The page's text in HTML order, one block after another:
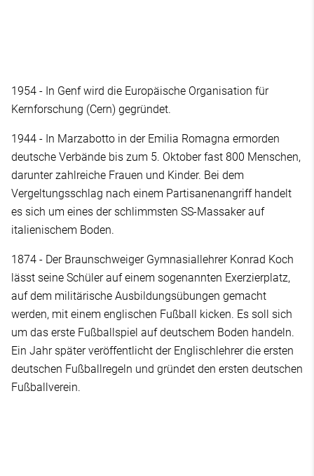
1954 - In Genf wird die Europäische Organisation für
Kernforschung (Cern) gegründet.
1944 - In Marzabotto in der Emilia Romagna ermorden
deutsche Verbände bis zum 5. Oktober fast 800 Menschen,
darunter zahlreiche Frauen und Kinder. Bei dem
Vergeltungsschlag nach einem Partisanenangriff handelt
es sich um eines der schlimmsten SS-Massaker auf
italienischem Boden.
1874 - Der Braunschweiger Gymnasiallehrer Konrad Koch
lässt seine Schüler auf einem sogenannten Exerzierplatz,
auf dem militärische Ausbildungsübungen gemacht
werden, mit einem englischen Fußball kicken. Es soll sich
um das erste Fußballspiel auf deutschem Boden handeln.
Ein Jahr später veröffentlicht der Englischlehrer die ersten
deutschen Fußballregeln und gründet den ersten deutschen
Fußballverein.